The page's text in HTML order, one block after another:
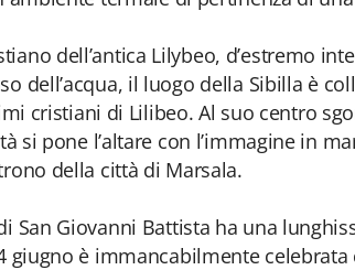
dell’antica Lilybeo, d’estremo
dell’acqua, il luogo della Sibilla è
cristiani di Lilibeo. Al suo centro
si pone l’altare con l’immagine in
della città di Marsala.
San Giovanni Battista ha una
giugno è immancabilmente celebrata